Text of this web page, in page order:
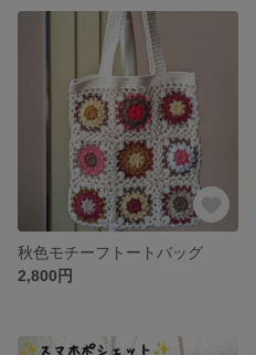
秋色モチーフトートバッグ
2,800円